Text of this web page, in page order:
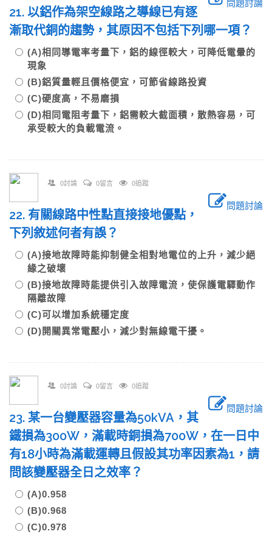
問題討論
21. 以鋁作為架空線路之導線已有逐
漸取代銅的趨勢，其原因不包括下列哪一項？
(A)相同導電率考量下，鋁的線徑較大，可降低電暈的
現象
(B)鋁質量輕且價格便宜，可節省線路投資
(C)硬度高，不易磨損
(D)相同電阻考量下，鋁需較大截面積，散熱容易，可
承受較大的負載電流。
0討論 0留言 0追蹤
問題討論
22. 有關線路中性點直接接地優點，
下列敘述何者有誤？
(A)接地故障時能抑制健全相對地電位的上升，減少絕
緣之破壞
(B)接地故障時能提供引入故障電流，使保護電驛動作
隔離故障
(C)可以增加系統穩定度
(D)開關異常電壓小，減少對無線電干擾。
0討論 0留言 0追蹤
問題討論
23. 某一台變壓器容量為50kVA，其
鐵損為300W，滿載時銅損為700W，在一日中
有18小時為滿載運轉且假設其功率因素為1，請
問該變壓器全日之效率？
(A)0.958
(B)0.968
(C)0.978